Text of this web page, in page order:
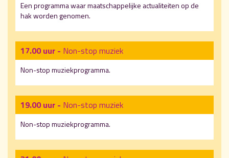
Een programma waar maatschappelijke actualiteiten op de
hak worden genomen.
17.00 uur - Non-stop muziek
Non-stop muziekprogramma.
19.00 uur - Non-stop muziek
Non-stop muziekprogramma.